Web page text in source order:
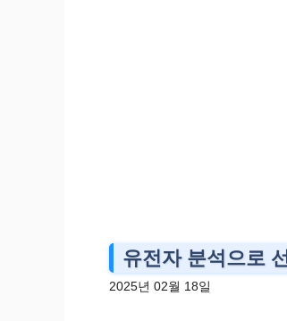
유전자 분석으로
2025년 02월 18일